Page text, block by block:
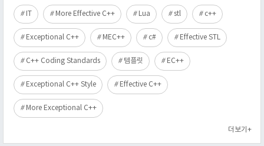
IT More Effective C++ Lua stl c++
Exceptional C++ MEC++ c# Effective STL
C++ Coding Standards 템플릿 EC++
Exceptional C++ Style Effective C++
More Exceptional C++
더보기+